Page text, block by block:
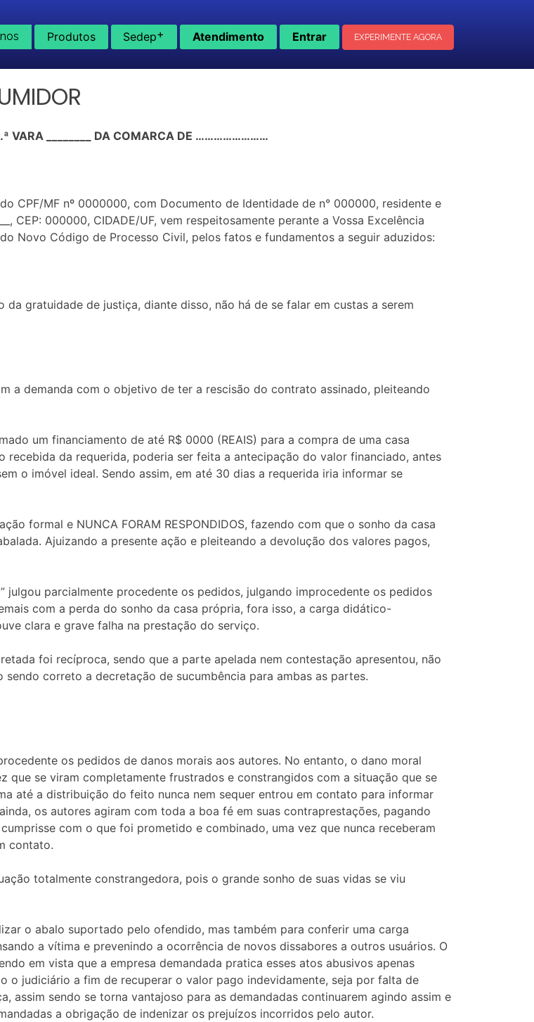
Produtos Sedep+ Atendimento Entrar EXPERIMENTE AGORA
VARA ________ DA COMARCA DE ……………………
do CPF/MF nº 0000000, com Documento de Identidade de n° 000000, residente e
CEP: 000000, CIDADE/UF, vem respeitosamente perante a Vossa Excelência
Novo Código de Processo Civil, pelos fatos e fundamentos a seguir aduzidos:
gratuidade de justiça, diante disso, não há de se falar em custas a serem
a demanda com o objetivo de ter a rescisão do contrato assinado, pleiteando
um financiamento de até R$ 0000 (REAIS) para a compra de uma casa
da requerida, poderia ser feita a antecipação do valor financiado, antes
o imóvel ideal. Sendo assim, em até 30 dias a requerida iria informar se
formal e NUNCA FORAM RESPONDIDOS, fazendo com que o sonho da casa
Ajuizando a presente ação e pleiteando a devolução dos valores pagos,
julgou parcialmente procedente os pedidos, julgando improcedente os pedidos
com a perda do sonho da casa própria, fora isso, a carga didático-
clara e grave falha na prestação do serviço.
foi recíproca, sendo que a parte apelada nem contestação apresentou, não
correto a decretação de sucumbência para ambas as partes.
os pedidos de danos morais aos autores. No entanto, o dano moral
que se viram completamente frustrados e constrangidos com a situação que se
até a distribuição do feito nunca nem sequer entrou em contato para informar
os autores agiram com toda a boa fé em suas contraprestações, pagando
com o que foi prometido e combinado, uma vez que nunca receberam
contato.
totalmente constrangedora, pois o grande sonho de suas vidas se viu
o abalo suportado pelo ofendido, mas também para conferir uma carga
a vítima e prevenindo a ocorrência de novos dissabores a outros usuários. O
em vista que a empresa demandada pratica esses atos abusivos apenas
o judiciário a fim de recuperar o valor pago indevidamente, seja por falta de
assim sendo se torna vantajoso para as demandadas continuarem agindo assim e
a obrigação de indenizar os prejuízos incorridos pelo autor.